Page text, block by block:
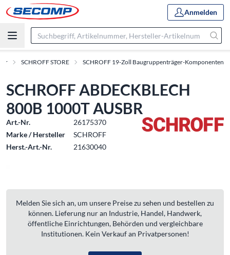
Anmelden
SCHROFF STORE SCHROFF 19-Zoll Baugruppenträger-Komponenten
SCHROFF ABDECKBLECH
800B 1000T AUSBR
Art.-Nr.
26175370
Marke / Hersteller
SCHROFF
Herst.-Art.-Nr.
21630040
Melden Sie sich an, um unsere Preise zu sehen und bestellen zu
können. Lieferung nur an Industrie, Handel, Handwerk,
öffentliche Einrichtungen, Behörden und vergleichbare
Institutionen. Kein Verkauf an Privatpersonen!